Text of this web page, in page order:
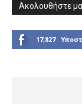
Ακολουθήστε
17,827